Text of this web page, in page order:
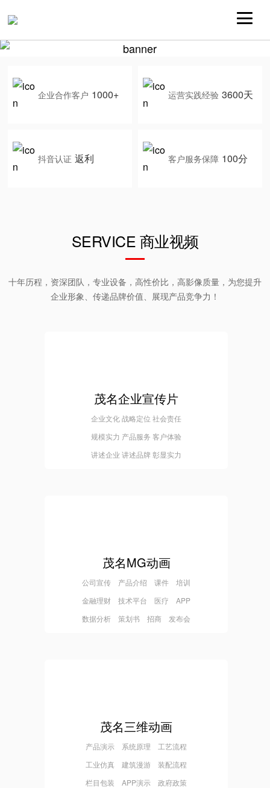
企业合作客户 1000+ 运营实践经验 3600天
抖音认证 返利 客户服务保障 100分
SERVICE 商业视频
十年历程，资深团队，专业设备，高性价比，高影像质量，为您提升
企业形象、传递品牌价值、展现产品竞争力！
茂名企业宣传片
企业文化 战略定位 社会责任
规模实力 产品服务 客户体验
讲述企业 讲述品牌 彰显实力
茂名MG动画
公司宣传 产品介绍 课件 培训
金融理财 技术平台 医疗 APP
数据分析 策划书 招商 发布会
茂名三维动画
产品演示 系统原理 工艺流程
工业仿真 建筑漫游 装配流程
栏目包装 APP演示 政府政策